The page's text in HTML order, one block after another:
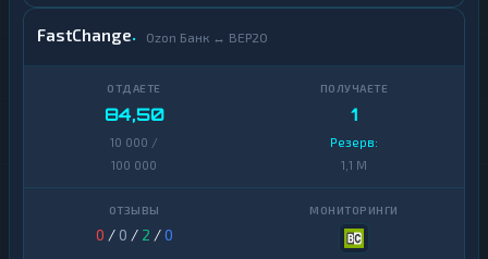
FastChange Ozon Банк ↔ BEP20
84,50
10 000 /
100 000
1
Резерв:
1,1 M
0 / 0 / 2 /0